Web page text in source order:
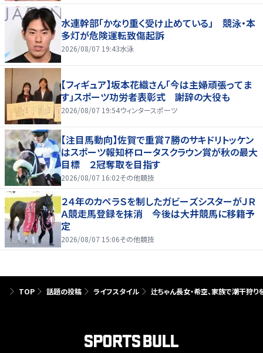
水連幹部「かなり重く受け止めている」 競泳・本
多灯が危険運転致傷起訴
2026/08/07 19:43水泳
【フィギュア】坂本花織さん「今は主婦頑張ってま
す」スポーツ功労者表彰式 謝辞の大役も
2026/08/07 19:54ウィンタースポーツ
【注目馬動向】佐賀で重賞７勝のサキドリトッケン
はスポーツ報知杯ロータスクラウン賞が秋の最大
目標 ２冠奪取を目指す
2026/08/07 16:02その他競技
２４年のカペラＳを制したガビーズシスターがＪＲ
Ａ競走馬登録を抹消 今後は大井競馬に移籍予
定
2026/08/07 15:06その他競技
TOP 話題の投稿 ライフスタイル 辻ちゃん長女・希空、家族で潮干狩り